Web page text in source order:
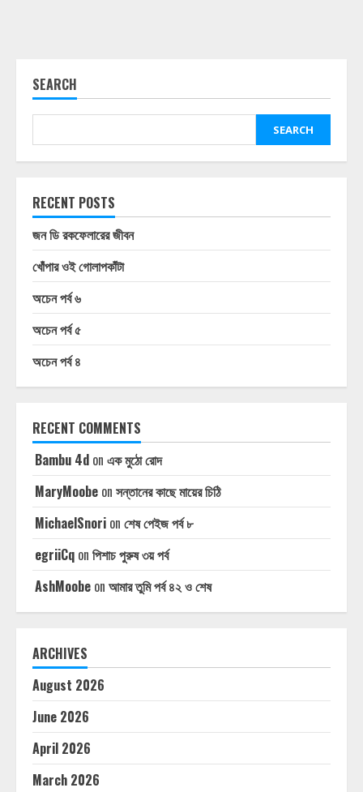
SEARCH
SEARCH
RECENT POSTS
জন ডি রকফেলারের জীবন
খোঁপার ওই গোলাপকাঁটা
অচেন পর্ব ৬
অচেন পর্ব ৫
অচেন পর্ব ৪
RECENT COMMENTS
Bambu 4d on এক মুঠো রোদ
MaryMoobe on সন্তানের কাছে মায়ের চিঠি
MichaelSnori on শেষ পেইজ পর্ব ৮
egriiCq on পিশাচ পুরুষ ৩য় পর্ব
AshMoobe on আমার তুমি পর্ব ৪২ ও শেষ
ARCHIVES
August 2026
June 2026
April 2026
March 2026